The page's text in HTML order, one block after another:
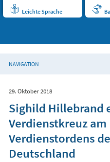
Leichte Sprache
NAVIGATION
29. Oktober 2018
Sighild Hillebrand
Verdienstkreuz am
Verdienstordens
Deutschland